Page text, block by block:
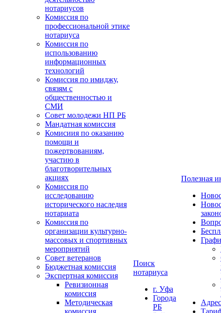
нотариусов
Комиссия по
профессиональной этике
нотариуса
Комиссия по
использованию
информационных
технологий
Комиссия по имиджу,
связям с
общественностью и
СМИ
Совет молодежи НП РБ
Мандатная комиссия
Комисиия по оказанию
помощи и
пожертвованиям,
участию в
благотворительных
акциях
Комиссия по
исследованию
исторического наследия
нотариата
Комиссия по
организации культурно-
массовых и спортивных
мероприятий
Совет ветеранов
Бюджетная комиссия
Экспертная комиссия
Ревизионная
комиссия
Методическая
комиссия
Поиск
нотариуса
г. Уфа
Города
РБ
Полезная